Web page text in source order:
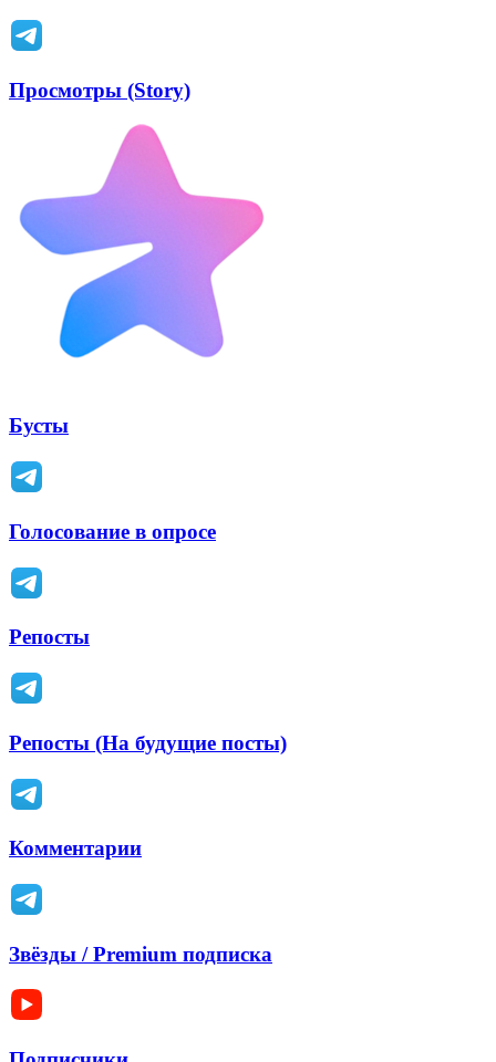
Просмотры (Story)
Бусты
Голосование в опросе
Репосты
Репосты (На будущие посты)
Комментарии
Звёзды / Premium подписка